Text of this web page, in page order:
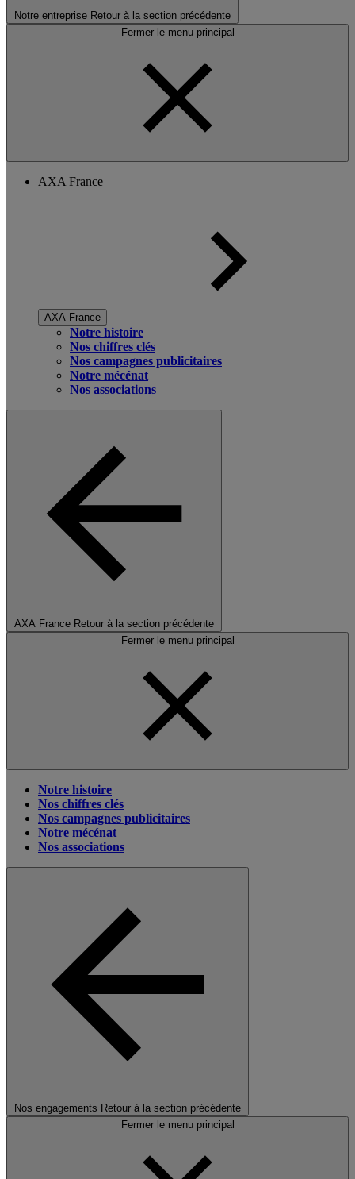
Notre entreprise Retour à la section précédente
Fermer le menu principal
AXA France
AXA France
Notre histoire
Nos chiffres clés
Nos campagnes publicitaires
Notre mécénat
Nos associations
AXA France Retour à la section précédente
Fermer le menu principal
Notre histoire
Nos chiffres clés
Nos campagnes publicitaires
Notre mécénat
Nos associations
Nos engagements Retour à la section précédente
Fermer le menu principal